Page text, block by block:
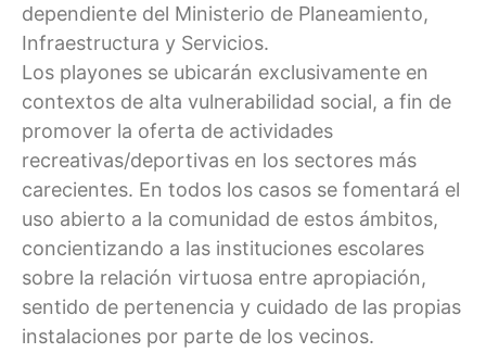
dependiente del Ministerio de Planeamiento,
Infraestructura y Servicios.
Los playones se ubicarán exclusivamente en
contextos de alta vulnerabilidad social, a fin de
promover la oferta de actividades
recreativas/deportivas en los sectores más
carecientes. En todos los casos se fomentará el
uso abierto a la comunidad de estos ámbitos,
concientizando a las instituciones escolares
sobre la relación virtuosa entre apropiación,
sentido de pertenencia y cuidado de las propias
instalaciones por parte de los vecinos.